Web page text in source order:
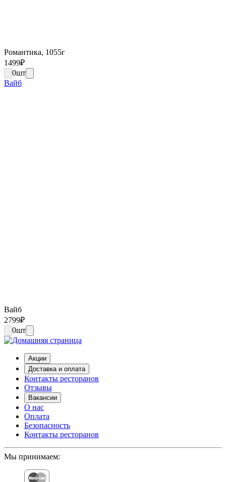
Романтика, 1055г
1499₽
0шт
Вайб
Вайб
2799₽
0шт
Акции
Доставка и оплата
Контакты ресторанов
Отзывы
Вакансии
О нас
Оплата
Безопасность
Контакты ресторанов
Мы принимаем: